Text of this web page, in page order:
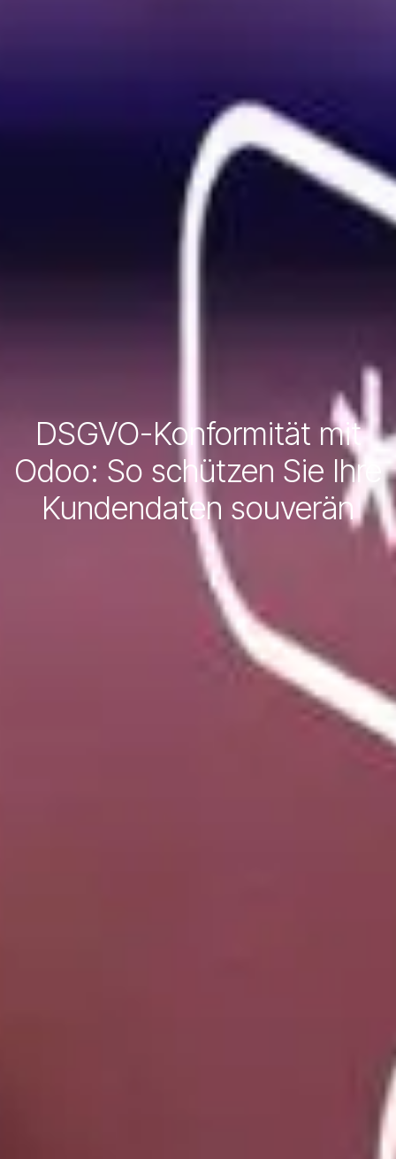
DSGVO-Konformität mit
Odoo: So schützen Sie Ihre
Kundendaten souverän